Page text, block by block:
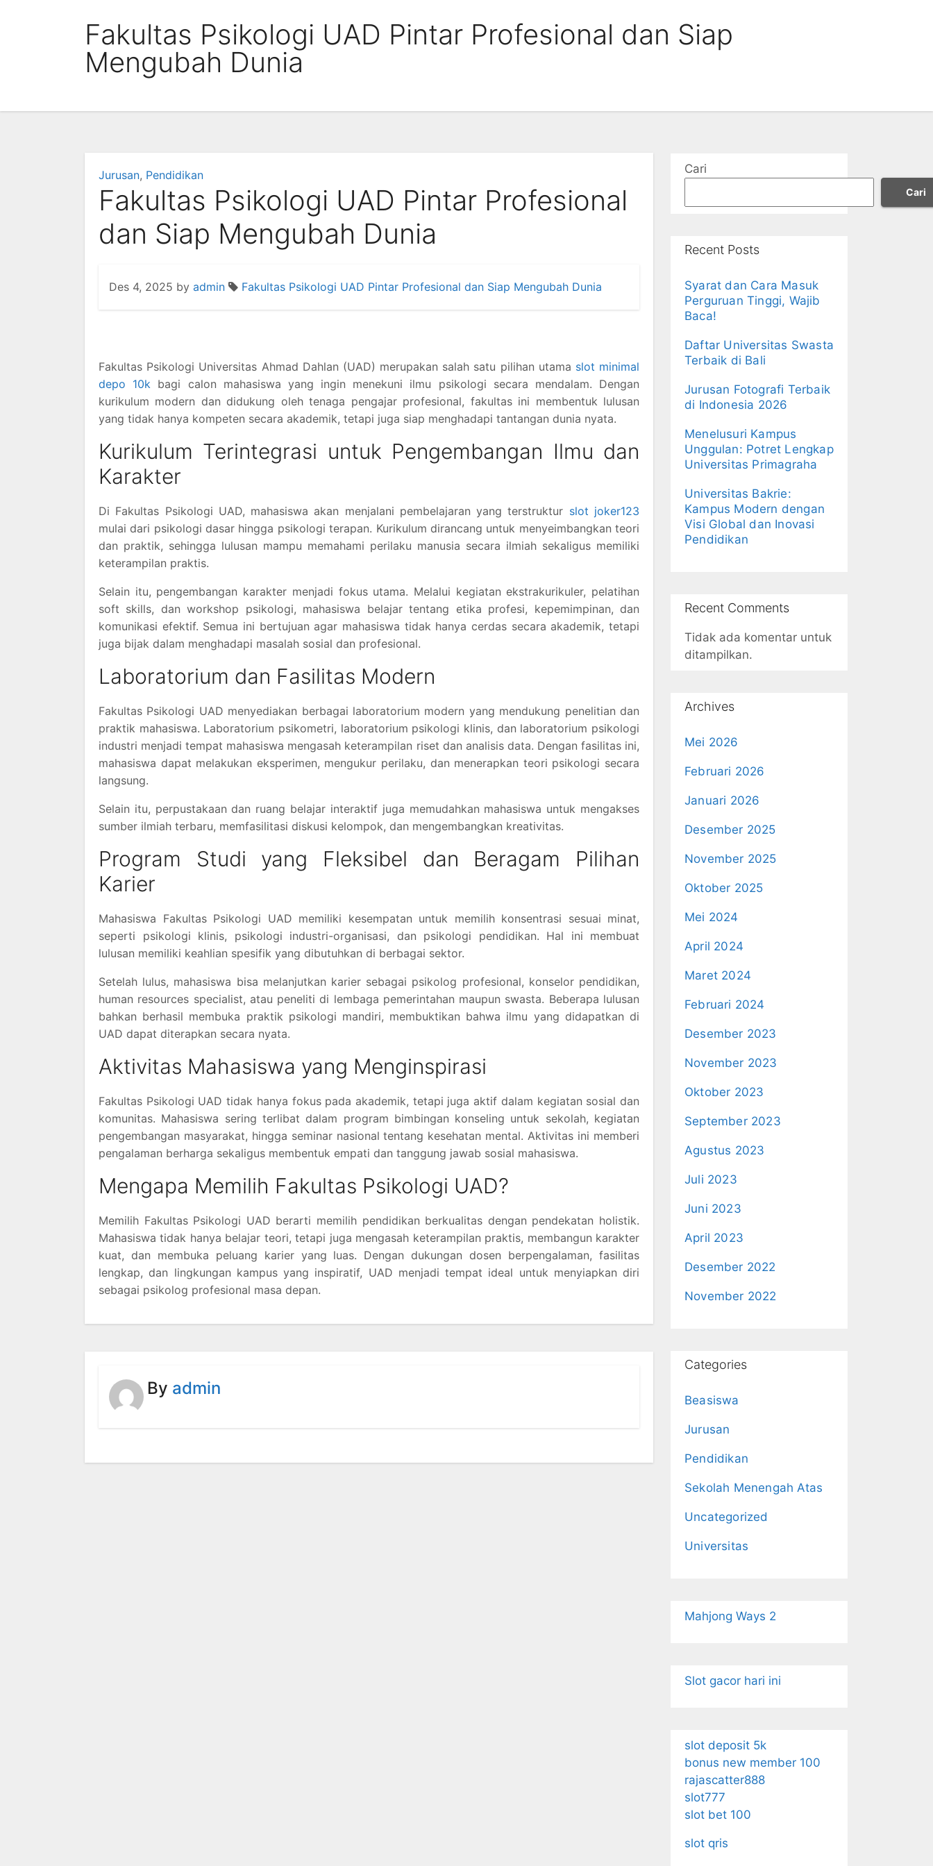
Fakultas Psikologi UAD Pintar Profesional dan Siap
Mengubah Dunia
Jurusan, Pendidikan
Fakultas Psikologi UAD Pintar Profesional
dan Siap Mengubah Dunia
Des 4, 2025 by admin Fakultas Psikologi UAD Pintar Profesional dan Siap Mengubah Dunia
Fakultas Psikologi Universitas Ahmad Dahlan (UAD) merupakan salah satu pilihan utama slot minimal
depo 10k bagi calon mahasiswa yang ingin menekuni ilmu psikologi secara mendalam. Dengan
kurikulum modern dan didukung oleh tenaga pengajar profesional, fakultas ini membentuk lulusan
yang tidak hanya kompeten secara akademik, tetapi juga siap menghadapi tantangan dunia nyata.
Kurikulum Terintegrasi untuk Pengembangan Ilmu dan
Karakter
Di Fakultas Psikologi UAD, mahasiswa akan menjalani pembelajaran yang terstruktur slot joker123
mulai dari psikologi dasar hingga psikologi terapan. Kurikulum dirancang untuk menyeimbangkan teori
dan praktik, sehingga lulusan mampu memahami perilaku manusia secara ilmiah sekaligus memiliki
keterampilan praktis.
Selain itu, pengembangan karakter menjadi fokus utama. Melalui kegiatan ekstrakurikuler, pelatihan
soft skills, dan workshop psikologi, mahasiswa belajar tentang etika profesi, kepemimpinan, dan
komunikasi efektif. Semua ini bertujuan agar mahasiswa tidak hanya cerdas secara akademik, tetapi
juga bijak dalam menghadapi masalah sosial dan profesional.
Laboratorium dan Fasilitas Modern
Fakultas Psikologi UAD menyediakan berbagai laboratorium modern yang mendukung penelitian dan
praktik mahasiswa. Laboratorium psikometri, laboratorium psikologi klinis, dan laboratorium psikologi
industri menjadi tempat mahasiswa mengasah keterampilan riset dan analisis data. Dengan fasilitas ini,
mahasiswa dapat melakukan eksperimen, mengukur perilaku, dan menerapkan teori psikologi secara
langsung.
Selain itu, perpustakaan dan ruang belajar interaktif juga memudahkan mahasiswa untuk mengakses
sumber ilmiah terbaru, memfasilitasi diskusi kelompok, dan mengembangkan kreativitas.
Program Studi yang Fleksibel dan Beragam Pilihan
Karier
Mahasiswa Fakultas Psikologi UAD memiliki kesempatan untuk memilih konsentrasi sesuai minat,
seperti psikologi klinis, psikologi industri-organisasi, dan psikologi pendidikan. Hal ini membuat
lulusan memiliki keahlian spesifik yang dibutuhkan di berbagai sektor.
Setelah lulus, mahasiswa bisa melanjutkan karier sebagai psikolog profesional, konselor pendidikan,
human resources specialist, atau peneliti di lembaga pemerintahan maupun swasta. Beberapa lulusan
bahkan berhasil membuka praktik psikologi mandiri, membuktikan bahwa ilmu yang didapatkan di
UAD dapat diterapkan secara nyata.
Aktivitas Mahasiswa yang Menginspirasi
Fakultas Psikologi UAD tidak hanya fokus pada akademik, tetapi juga aktif dalam kegiatan sosial dan
komunitas. Mahasiswa sering terlibat dalam program bimbingan konseling untuk sekolah, kegiatan
pengembangan masyarakat, hingga seminar nasional tentang kesehatan mental. Aktivitas ini memberi
pengalaman berharga sekaligus membentuk empati dan tanggung jawab sosial mahasiswa.
Mengapa Memilih Fakultas Psikologi UAD?
Memilih Fakultas Psikologi UAD berarti memilih pendidikan berkualitas dengan pendekatan holistik.
Mahasiswa tidak hanya belajar teori, tetapi juga mengasah keterampilan praktis, membangun karakter
kuat, dan membuka peluang karier yang luas. Dengan dukungan dosen berpengalaman, fasilitas
lengkap, dan lingkungan kampus yang inspiratif, UAD menjadi tempat ideal untuk menyiapkan diri
sebagai psikolog profesional masa depan.
By admin
Cari
Cari
Recent Posts
Syarat dan Cara Masuk
Perguruan Tinggi, Wajib
Baca!
Daftar Universitas Swasta
Terbaik di Bali
Jurusan Fotografi Terbaik
di Indonesia 2026
Menelusuri Kampus
Unggulan: Potret Lengkap
Universitas Primagraha
Universitas Bakrie:
Kampus Modern dengan
Visi Global dan Inovasi
Pendidikan
Recent Comments
Tidak ada komentar untuk
ditampilkan.
Archives
Mei 2026
Februari 2026
Januari 2026
Desember 2025
November 2025
Oktober 2025
Mei 2024
April 2024
Maret 2024
Februari 2024
Desember 2023
November 2023
Oktober 2023
September 2023
Agustus 2023
Juli 2023
Juni 2023
April 2023
Desember 2022
November 2022
Categories
Beasiswa
Jurusan
Pendidikan
Sekolah Menengah Atas
Uncategorized
Universitas
Mahjong Ways 2
Slot gacor hari ini
slot deposit 5k
bonus new member 100
rajascatter888
slot777
slot bet 100
slot qris